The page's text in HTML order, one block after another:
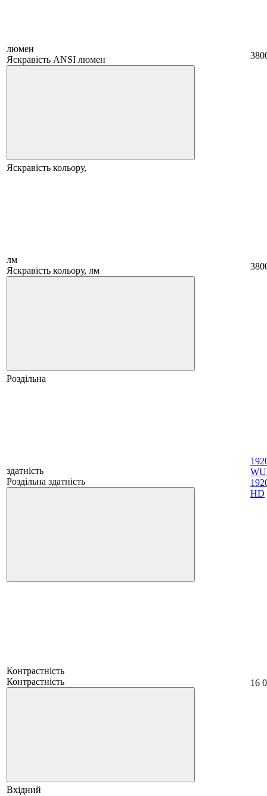
люмен
Яскравість ANSI люмен
Яскравість кольору,
лм
Яскравість кольору, лм
Роздільна
здатність
Роздільна здатність
HD
Контрастність
Контрастність
16
Вхідний